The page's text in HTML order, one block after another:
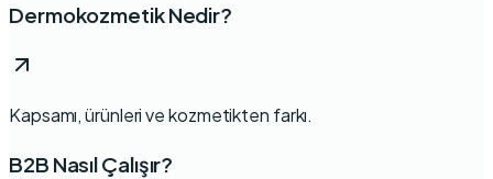
Dermokozmetik Nedir?
Kapsamı, ürünleri ve kozmetikten farkı.
B2B Nasıl Çalışır?